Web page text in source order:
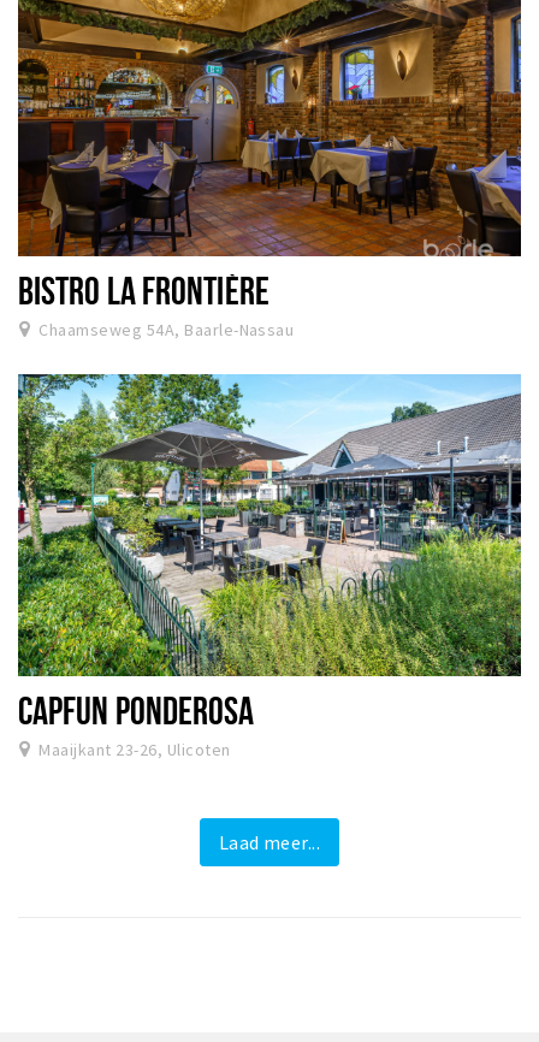
BISTRO LA FRONTIÈRE
Chaamseweg 54A, Baarle-Nassau
CAPFUN PONDEROSA
Maaijkant 23-26, Ulicoten
Laad meer...